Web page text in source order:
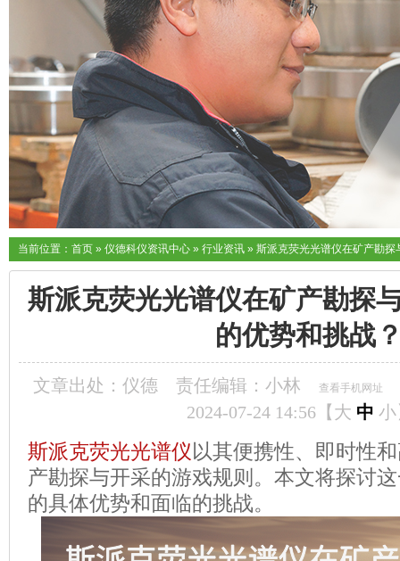
当前位置： 首页 » 仪德科仪资讯中心 » 行业资讯 » 斯派克荧光光谱仪在矿产勘
斯派克荧光光谱仪在矿产勘探
的优势和挑战
文章出处：仪德 责任编辑：小林 查看手机网址
2024-07-24 14:56【 大 中 小
斯派克荧光光谱仪 以其便携性、即时性
产勘探与开采的游戏规则。本文将探讨
的具体优势和面临的挑战。